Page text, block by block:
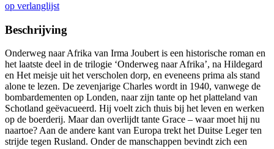
op verlanglijst
Beschrijving
Onderweg naar Afrika van Irma Joubert is een historische roman en
het laatste deel in de trilogie ‘Onderweg naar Afrika’, na Hildegard
en Het meisje uit het verscholen dorp, en eveneens prima als stand
alone te lezen. De zevenjarige Charles wordt in 1940, vanwege de
bombardementen op Londen, naar zijn tante op het platteland van
Schotland geëvacueerd. Hij voelt zich thuis bij het leven en werken
op de boerderij. Maar dan overlijdt tante Grace – waar moet hij nu
naartoe? Aan de andere kant van Europa trekt het Duitse Leger ten
strijde tegen Rusland. Onder de manschappen bevindt zich een